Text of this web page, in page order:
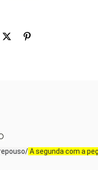
A segunda com a